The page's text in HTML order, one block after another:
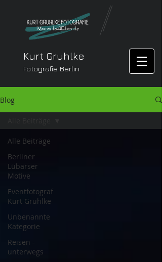
Kurt Gruhlke
Fotografie Berlin
Blog
Alle Beiträge
Berliner
Lübarser
Motive
Eventfotograf
Kurt Gruhlke
Unbenannte
Kategorie
Reisen -
unterwegs